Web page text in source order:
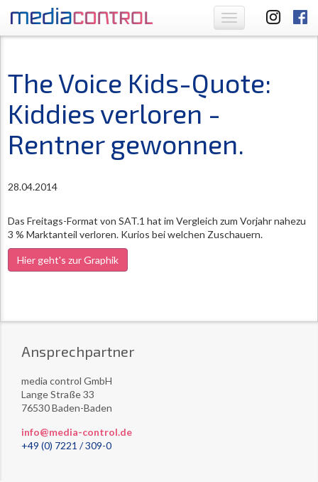
Toggle
navigation
The Voice Kids-Quote:
Kiddies verloren -
Rentner gewonnen.
28.04.2014
Das Freitags-Format von SAT.1 hat im Vergleich zum Vorjahr nahezu
3 % Marktanteil verloren. Kurios bei welchen Zuschauern.
Hier geht's zur Graphik
Ansprechpartner
media control GmbH
Lange Straße 33
76530 Baden-Baden
info@media-control.de
+49 (0) 7221 / 309-0